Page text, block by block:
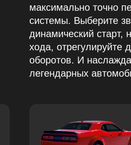
максимально точно
системы. Выберите
динамический старт,
хода, отрегулируйте
оборотов. И
легендарных